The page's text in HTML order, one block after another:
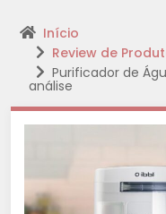
Início
Review de
Purificador de
análise